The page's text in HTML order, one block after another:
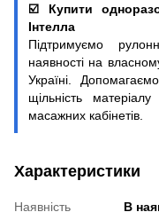
☑️ Купити
Інтелла
Підтримуємо
наявності на
Україні.
щільність
масажних кабінетів.
Характеристики
Наявність
В